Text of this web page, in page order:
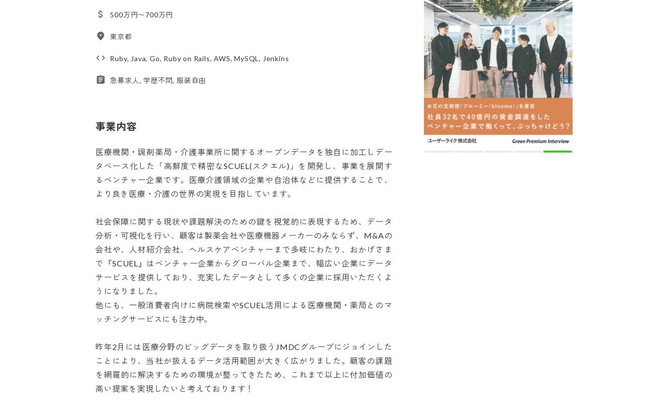
500万円〜700万円
東京都
Ruby, Java, Go, Ruby on Rails, AWS, MySQL, Jenkins
急募求人, 学歴不問, 服装自由
事業内容
医療機関・調剤薬局・介護事業所に関するオープンデータを独自に加工しデー
タベース化した「高鮮度で精密なSCUEL(スクエル)」を開発し、事業を展開す
るベンチャー企業です。医療介護領域の企業や自治体などに提供することで、
より良き医療・介護の世界の実現を目指しています。
社会保障に関する現状や課題解決のための鍵を視覚的に表現するため、データ
分析・可視化を行い、顧客は製薬会社や医療機器メーカーのみならず、M&Aの
会社や、人材紹介会社、ヘルスケアベンチャーまで多岐にわたり、おかげさま
で『SCUEL』はベンチャー企業からグローバル企業まで、幅広い企業にデータ
サービスを提供しており、充実したデータとして多くの企業に採用いただくよ
うになりました。
他にも、一般消費者向けに病院検索やSCUEL活用による医療機関・薬局とのマ
ッチングサービスにも注力中。
昨年2月には医療分野のビッグデータを取り扱うJMDCグループにジョインした
ことにより、当社が扱えるデータ活用範囲が大きく広がりました。顧客の課題
を網羅的に解決するための環境が整ってきたため、これまで以上に付加価値の
高い提案を実現したいと考えております！